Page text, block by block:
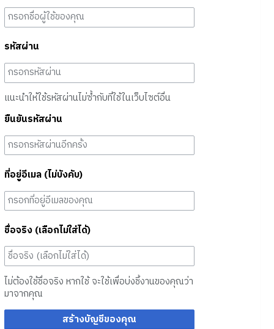
รหัสผ่าน
แนะนำให้ใช้รหัสผ่านไม่ซ้ำกับที่ใช้ในเว็บไซต์อื่น
ยืนยันรหัสผ่าน
ที่อยู่อีเมล (ไม่บังคับ)
ชื่อจริง (เลือกไม่ใส่ได้)
ไม่ต้องใช้ชื่อจริง หากใช้ จะใช้เพื่อบ่งชี้งานของคุณว่า
มาจากคุณ
สร้างบัญชีของคุณ